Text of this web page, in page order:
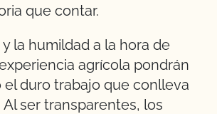
que contar.
la humildad a la hora de
agrícola pondrán
el duro trabajo que conlleva
ser transparentes, los